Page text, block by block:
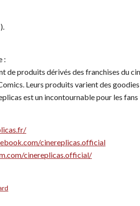
:
de produits dérivés des franchises du
Leurs produits varient des
est un incontournable pour les fans
cinereplicas.official
cinereplicas.official/